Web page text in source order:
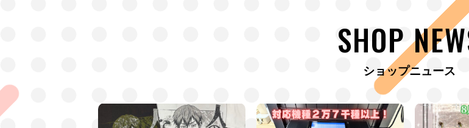
SHOP
ショップニュース